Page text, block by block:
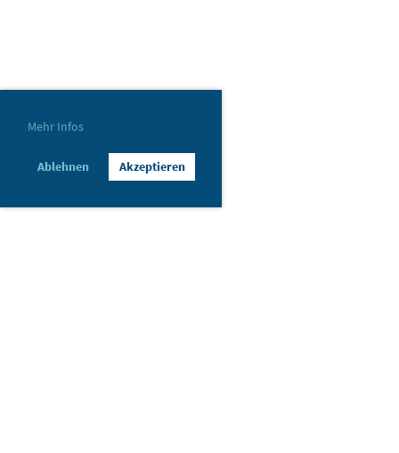
Mehr Infos
Ablehnen Akzeptieren